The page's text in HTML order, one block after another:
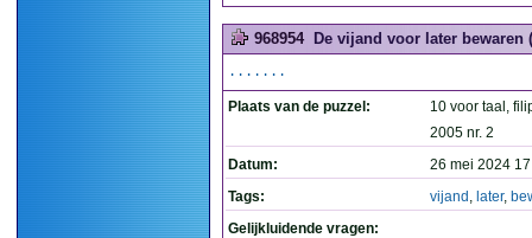
968954 De vijand voor later bewaren
.......
Plaats van de puzzel:
10 voor taal,
2005 nr. 2
Datum:
26 mei 2024
Tags:
vijand , later,
Gelijkluidende vragen: